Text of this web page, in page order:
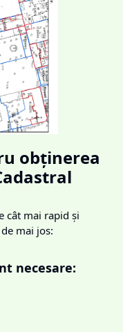
obținerea
cât mai rapid și
mai jos:
necesare: